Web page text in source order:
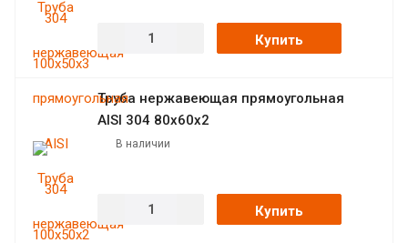
Купить
Труба нержавеющая прямоугольная
AISI 304 80х60х2
В наличии
Купить